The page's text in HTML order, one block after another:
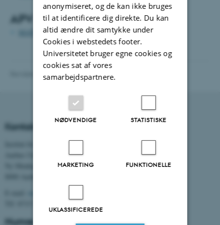
APV 2019
MATH handleplan 2019 (pdf)
Revideret 04.12.2025 - Lars Madsen
Kontaktoplysninger
Ny Munkegade 118
Numre
anonymiseret, og de kan ikke bruges
til at identificere dig direkte. Du kan
altid ændre dit samtykke under
Cookies i webstedets footer.
Universitetet bruger egne cookies og
cookies sat af vores
samarbejdspartnere.
NØDVENDIGE STATISTISKE
MARKETING FUNKTIONELLE
UKLASSIFICEREDE